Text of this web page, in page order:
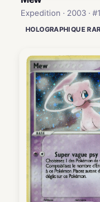
Expedition · 2003 ·
HOLOGRAPHIQUE